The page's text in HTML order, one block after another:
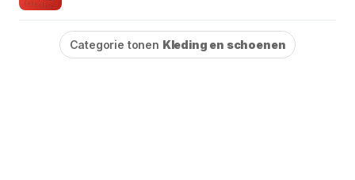
Categorie tonen Kleding en schoenen